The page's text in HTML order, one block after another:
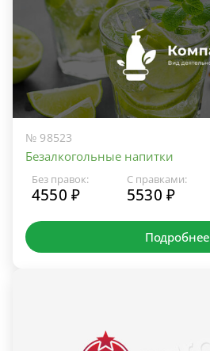
№ 98523
Безалкогольные напитки
Без правок:
4550 ₽
С правками:
5530 ₽
Подробнее